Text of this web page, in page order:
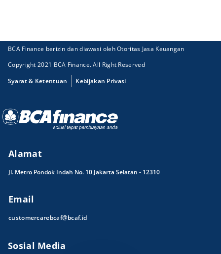
BCA Finance berizin dan diawasi oleh Otoritas Jasa Keuangan
Copyright 2021 BCA Finance. All Right Reserved
Syarat & Ketentuan
Kebijakan Privasi
Alamat
Jl. Metro Pondok Indah No. 10 Jakarta Selatan - 12310
Email
customercarebcaf@bcaf.id
Sosial Media